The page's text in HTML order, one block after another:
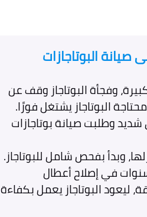
البوتاجازات
وفجأة البوتاجاز وقف عن
البوتاجاز يشتغل فورًا.
وطلبت صيانة بوتاجازات
وبدأ بفحص شامل للبوتاجاز.
في إصلاح أعطال
ليعود البوتاجاز يعمل بكفاءة